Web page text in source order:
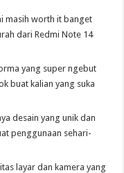
masih worth it banget
dari Redmi Note 14
yang super ngebut
buat kalian yang suka
desain yang unik dan
penggunaan sehari-
layar dan kamera yang